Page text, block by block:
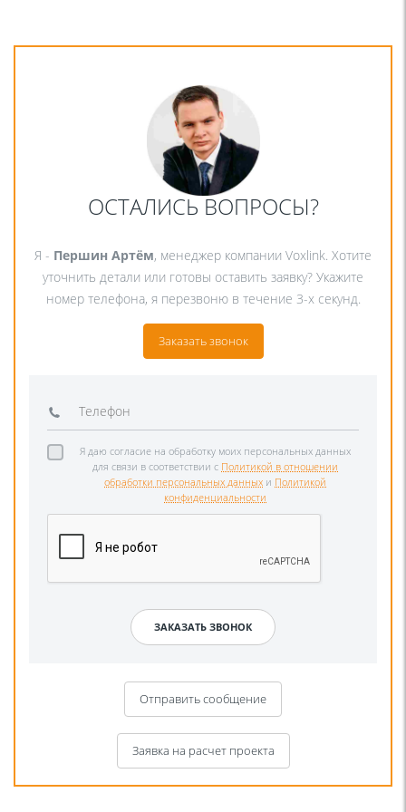
ОСТАЛИСЬ ВОПРОСЫ?
Я - Першин Артём, менеджер компании Voxlink. Хотите
уточнить детали или готовы оставить заявку? Укажите
номер телефона, я перезвоню в течение 3-х секунд.
Заказать звонок
Я даю согласие на обработку моих персональных данных
для связи в соответствии с Политикой в отношении
обработки персональных данных и Политикой
конфиденциальности
Отправить сообщение
Заявка на расчет проекта